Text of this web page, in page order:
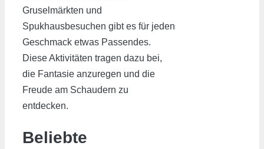
Gruselmärkten und
Spukhausbesuchen gibt es für jeden
Geschmack etwas Passendes.
Diese Aktivitäten tragen dazu bei,
die Fantasie anzuregen und die
Freude am Schaudern zu
entdecken.
Beliebte